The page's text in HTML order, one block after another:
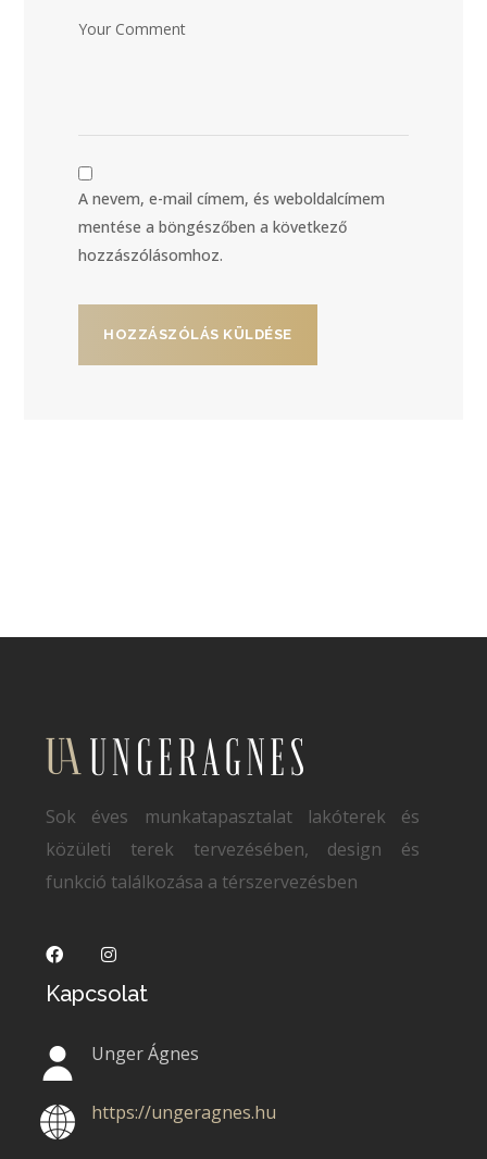
A nevem, e-mail címem, és weboldalcímem
mentése a böngészőben a következő
hozzászólásomhoz.
Sok éves munkatapasztalat lakóterek és
közületi terek tervezésében, design és
funkció találkozása a térszervezésben
Kapcsolat
Unger Ágnes
https://ungeragnes.hu